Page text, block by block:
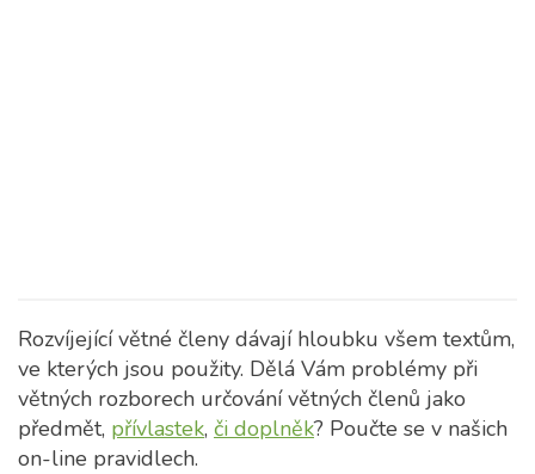
Rozvíjející větné členy dávají hloubku všem textům,
ve kterých jsou použity. Dělá Vám problémy při
větných rozborech určování větných členů jako
předmět, přívlastek, či doplněk? Poučte se v našich
on-line pravidlech.